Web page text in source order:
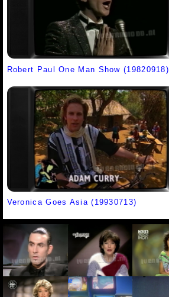
Robert Paul One Man Show (19820918)
Veronica Goes Asia (19930713)